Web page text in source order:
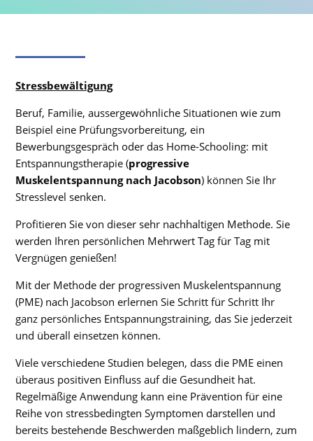
Stressbewältigung
Beruf, Familie, aussergewöhnliche Situationen wie zum
Beispiel eine Prüfungsvorbereitung, ein
Bewerbungsgespräch oder das Home-Schooling: mit
Entspannungstherapie (progressive
Muskelentspannung nach Jacobson) können Sie Ihr
Stresslevel senken.
Profitieren Sie von dieser sehr nachhaltigen Methode. Sie
werden Ihren persönlichen Mehrwert Tag für Tag mit
Vergnügen genießen!
Mit der Methode der progressiven Muskelentspannung
(PME) nach Jacobson erlernen Sie Schritt für Schritt Ihr
ganz persönliches Entspannungstraining, das Sie jederzeit
und überall einsetzen können.
Viele verschiedene Studien belegen, dass die PME einen
überaus positiven Einfluss auf die Gesundheit hat.
Regelmäßige Anwendung kann eine Prävention für eine
Reihe von stressbedingten Symptomen darstellen und
bereits bestehende Beschwerden maßgeblich lindern, zum